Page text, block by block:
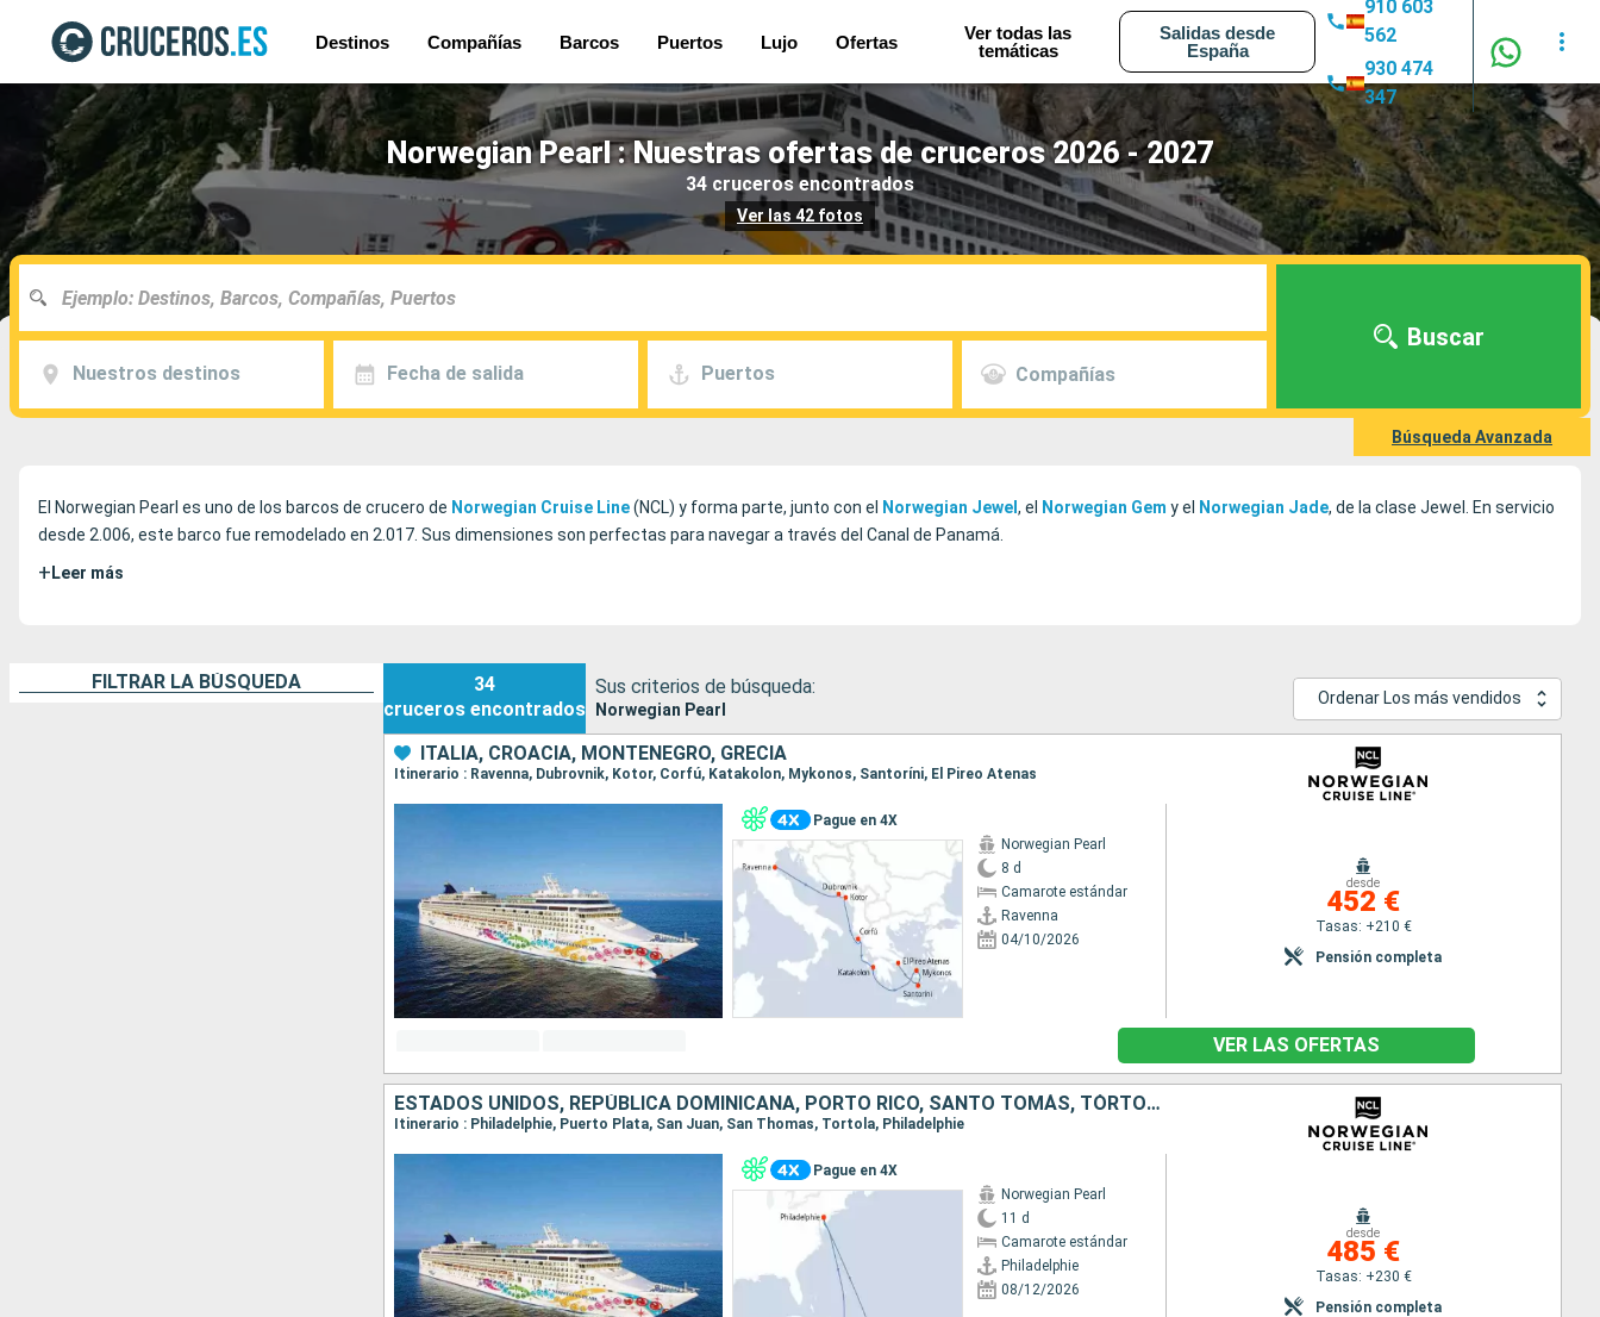
Destinos Compañías Barcos Puertos Lujo Ofertas
Ver todas las
temáticas
Salidas desde
España
910 603
562
930 474
347
Norwegian Pearl : Nuestras ofertas de cruceros 2026 - 2027
34 cruceros encontrados
Ver las 42 fotos
Nuestros destinos Fecha de salida Puertos Compañías
Buscar
Búsqueda Avanzada
El Norwegian Pearl es uno de los barcos de crucero de Norwegian Cruise Line(NCL) y forma parte, junto con el Norwegian Jewel , el Norwegian Gem y el Norwegian Jade, de la clase Jewel. En servicio
desde 2.006, este barco fue remodelado en 2.017. Sus dimensiones son perfectas para navegar a través del Canal de Panamá.
+ Leer más
FILTRAR LA BÚSQUEDA
34
cruceros encontrados
Sus criterios de búsqueda:
Norwegian Pearl
Ordenar Los más vendidos
ITALIA, CROACIA, MONTENEGRO, GRECIA
Itinerario : Ravenna, Dubrovnik, Kotor, Corfú, Katakolon, Mykonos, Santoríni, El Pireo Atenas
Pague en 4X
Norwegian Pearl
8 d
Camarote estándar
Ravenna
04/10/2026
desde
452 €
Tasas: +210 €
Pensión completa
VER LAS OFERTAS
ESTADOS UNIDOS, REPÚBLICA DOMINICANA, PORTO RICO, SANTO TOMÁS, TÓRTOLA
Itinerario : Philadelphie, Puerto Plata, San Juan, San Thomas, Tortola, Philadelphie
Pague en 4X
Norwegian Pearl
11 d
Camarote estándar
Philadelphie
08/12/2026
desde
485 €
Tasas: +230 €
Pensión completa